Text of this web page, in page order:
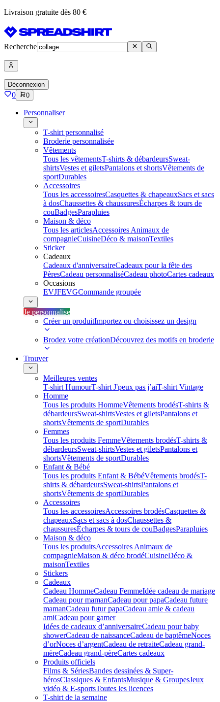
Livraison gratuite dès 80 €
Recherche
Déconnexion
0 0
Personnaliser
T-shirt personnalisé
Broderie personnalisée
Vêtements
Tous les vêtementsT-shirts & débardeursSweat-
shirtsVestes et giletsPantalons et shortsVêtements de
sportDurables
Accessoires
Tous les accessoiresCasquettes & chapeauxSacs et sacs
à dosChaussettes & chaussuresÉcharpes & tours de
couBadgesParapluies
Maison & déco
Tous les articlesAccessoires Animaux de
compagnieCuisineDéco & maisonTextiles
Sticker
Cadeaux
Cadeaux d'anniversaireCadeaux pour la fête des
PèresCadeau personnaliséCadeau photoCartes cadeaux
Occasions
EVJFEVGCommande groupée
Je personnalise
Créer un produitImportez ou choisissez un design
Brodez votre créationDécouvrez des motifs en broderie
Trouver
Meilleures ventes
T-shirt HumourT-shirt J'peux pas j’aiT-shirt Vintage
Homme
Tous les produits HommeVêtements brodésT-shirts &
débardeursSweat-shirtsVestes et giletsPantalons et
shortsVêtements de sportDurables
Femmes
Tous les produits FemmeVêtements brodésT-shirts &
débardeursSweat-shirtsVestes et giletsPantalons et
shortsVêtements de sportDurables
Enfant & Bébé
Tous les produits Enfant & BébéVêtements brodésT-
shirts & débardeursSweat-shirtsPantalons et
shortsVêtements de sportDurables
Accessoires
Tous les accessoiresAccessoires brodésCasquettes &
chapeauxSacs et sacs à dosChaussettes &
chaussuresÉcharpes & tours de couBadgesParapluies
Maison & déco
Tous les produitsAccessoires Animaux de
compagnieMaison & déco brodéCuisineDéco &
maisonTextiles
Stickers
Cadeaux
Cadeau HommeCadeau FemmeIdée cadeau de mariage​
Cadeau pour mamanCadeau pour papaCadeau future
mamanCadeau futur papaCadeau amie & cadeau
amiCadeau pour gamer
Idées de cadeaux d’anniversaireCadeau pour baby
showerCadeau de naissanceCadeau de baptêmeNoces
d’orNoces d’argentCadeau de retraiteCadeau grand-
mèreCadeau grand-pèreCartes cadeaux
Produits officiels
Films & SériesBandes dessinées & Super-
hérosClassiques & EnfantsMusique & GroupesJeux
vidéo & E-sportsToutes les licences
T-shirt de la semaine